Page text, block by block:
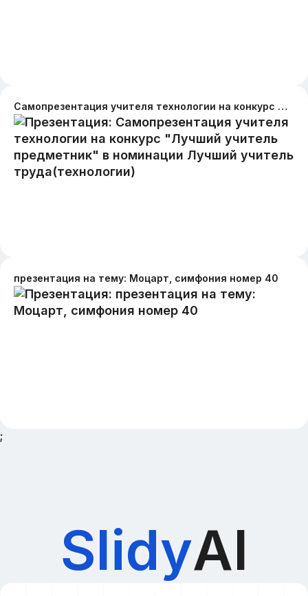
Самопрезентация учителя технологии на конкурс "Лучший учитель предметник" в номинации Лучший учитель труда(технологии)
презентация на тему: Моцарт, симфония номер 40
;
SlidyAI